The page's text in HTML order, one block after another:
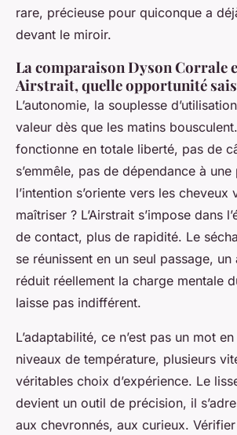
rare, précieuse pour quiconque a
devant le miroir.
La comparaison Dyson Corrale
Airstrait, quelle opportunité
L’autonomie, la souplesse
valeur dès que les matins
fonctionne en totale liberté, pas de
s’emmêle, pas de dépendance à
l’intention s’oriente vers les cheveux
maîtriser ? L’Airstrait s’impose dans
de contact, plus de rapidité. Le
se réunissent en un seul passage,
réduit réellement la charge mentale
laisse pas indifférent.
L’adaptabilité, ce n’est pas un mot en
niveaux de température, plusieurs
véritables choix d’expérience. Le
devient un outil de précision, il
aux chevronnés, aux curieux.